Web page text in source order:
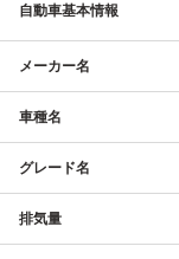
自動車基本情報
メーカー名
車種名
グレード名
排気量